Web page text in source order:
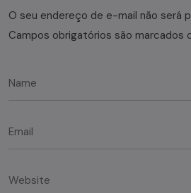
O seu endereço de e-mail não será
Campos obrigatórios são marcados